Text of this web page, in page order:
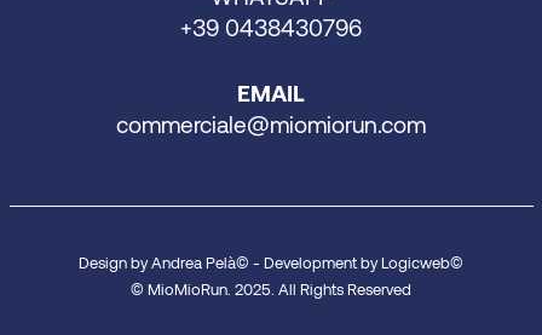
+39 0438430796
EMAIL
commerciale@miomiorun.com
Design by Andrea Pelà© - Development by Logicweb©
© MioMioRun. 2025. All Rights Reserved